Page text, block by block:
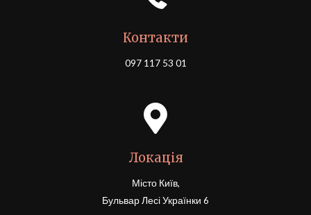
Контакти
097 117 53 01
Локація
Місто Київ,
Бульвар Лесі Українки 6